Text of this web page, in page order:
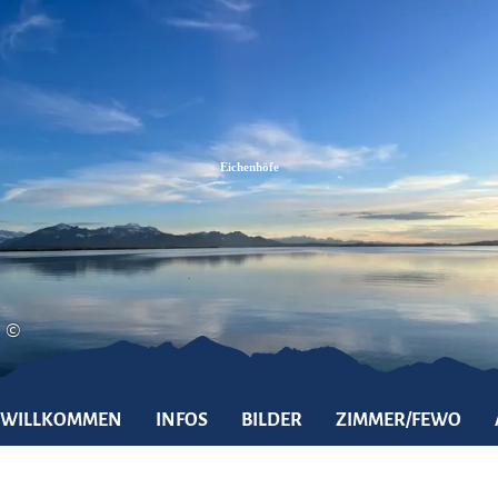
Zum
Zur
Zum
©
Eichenhöfe
WILLKOMMEN INFOS BILDER ZIMMER/FEWO